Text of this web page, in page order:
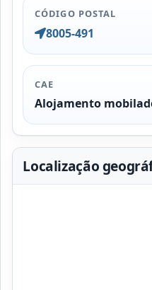
CÓDIGO POSTAL
8005-491
CAE
Alojamento
Localização